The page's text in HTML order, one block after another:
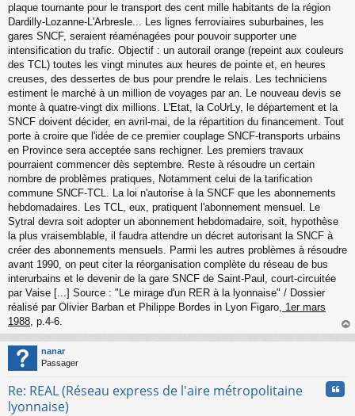
plaque tournante pour le transport des cent mille habitants de la région
Dardilly-Lozanne-L'Arbresle... Les lignes ferroviaires suburbaines, les
gares SNCF, seraient réaménagées pour pouvoir supporter une
intensification du trafic. Objectif : un autorail orange (repeint aux couleurs
des TCL) toutes les vingt minutes aux heures de pointe et, en heures
creuses, des dessertes de bus pour prendre le relais. Les techniciens
estiment le marché à un million de voyages par an. Le nouveau devis se
monte à quatre-vingt dix millions. L'Etat, la CoUrLy, le département et la
SNCF doivent décider, en avril-mai, de la répartition du financement. Tout
porte à croire que l'idée de ce premier couplage SNCF-transports urbains
en Province sera acceptée sans rechigner. Les premiers travaux
pourraient commencer dès septembre. Reste à résoudre un certain
nombre de problèmes pratiques, Notamment celui de la tarification
commune SNCF-TCL. La loi n'autorise à la SNCF que les abonnements
hebdomadaires. Les TCL, eux, pratiquent l'abonnement mensuel. Le
Sytral devra soit adopter un abonnement hebdomadaire, soit, hypothèse
la plus vraisemblable, il faudra attendre un décret autorisant la SNCF à
créer des abonnements mensuels. Parmi les autres problèmes à résoudre
avant 1990, on peut citer la réorganisation complète du réseau de bus
interurbains et le devenir de la gare SNCF de Saint-Paul, court-circuitée
par Vaise [...] Source : "Le mirage d'un RER à la lyonnaise" / Dossier
réalisé par Olivier Barban et Philippe Bordes in Lyon Figaro, 1er mars
1988 , p.4-6.
au
nanar
Passager
Re: REAL (Réseau express de l'aire métropolitaine
lyonnaise)